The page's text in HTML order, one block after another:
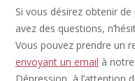
Si vous désirez obtenir
avez des questions,
Vous pouvez prendre un
envoyant un email à